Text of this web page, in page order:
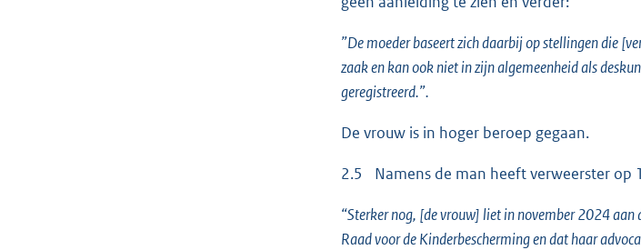
”De moeder baseert zich daarbij op stellingen die
zaak en kan ook niet in zijn algemeenheid als
geregistreerd.”.
De vrouw is in hoger beroep gegaan.
2.5 Namens de man heeft verweerster op
“Sterker nog, [de vrouw] liet in november 2024 aan
Raad voor de Kinderbescherming en dat haar